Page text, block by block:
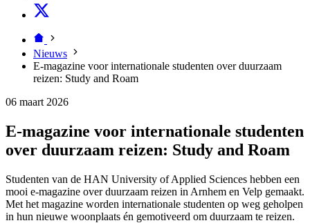
Nieuws
E-magazine voor internationale studenten over duurzaam
reizen: Study and Roam
06 maart 2026
E-magazine voor internationale studenten
over duurzaam reizen: Study and Roam
Studenten van de HAN University of Applied Sciences hebben een
mooi e-magazine over duurzaam reizen in Arnhem en Velp gemaakt.
Met het magazine worden internationale studenten op weg geholpen
in hun nieuwe woonplaats én gemotiveerd om duurzaam te reizen.